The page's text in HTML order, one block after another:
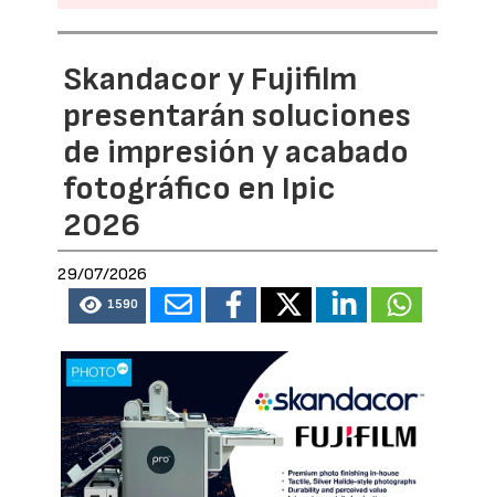
Skandacor y Fujifilm
presentarán soluciones
de impresión y acabado
fotográfico en Ipic
2026
29/07/2026
1590